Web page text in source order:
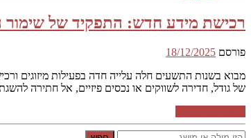
רכישת מידע חדש: התפקיד של שימור
פורסם 18/12/2025
מבוא בשנות התשעים חלה עלייה חדה בפעילות מיזוגים
של גודל, חדירה לשווקים או נכסים פיזיים, אל חתירה